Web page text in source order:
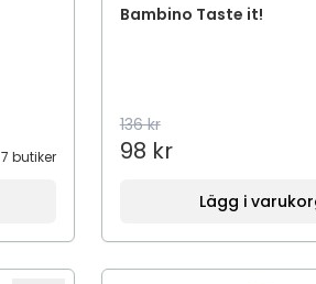
7 butiker
Bambino Taste it!
136 kr
98 kr
Lägg i